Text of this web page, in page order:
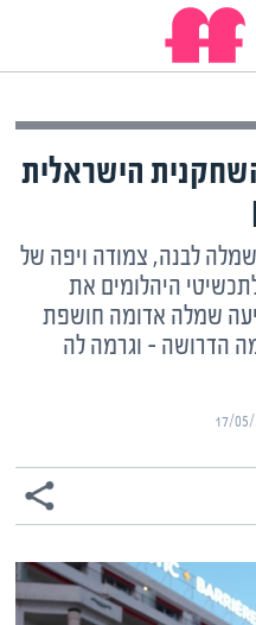
הישראלית
לבנה, צמודה ויפה של
היהלומים את
שמלה אדומה חושפת
הדרושה – וגרמה לה